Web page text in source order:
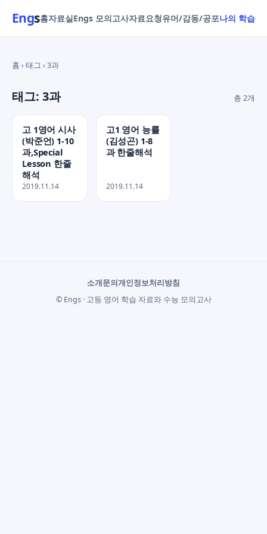
Engs홈자료실Engs 모의고사자료요청유머/감동/공포나의 학습
홈 › 태그 › 3과
태그: 3과 총 2개
고 1영어 시사
(박준언) 1-10
과,Special
Lesson 한줄
해석
2019.11.14
고1 영어 능률
(김성곤) 1-8
과 한줄해석
2019.11.14
소개문의개인정보처리방침
© Engs · 고등 영어 학습 자료와 수능 모의고사